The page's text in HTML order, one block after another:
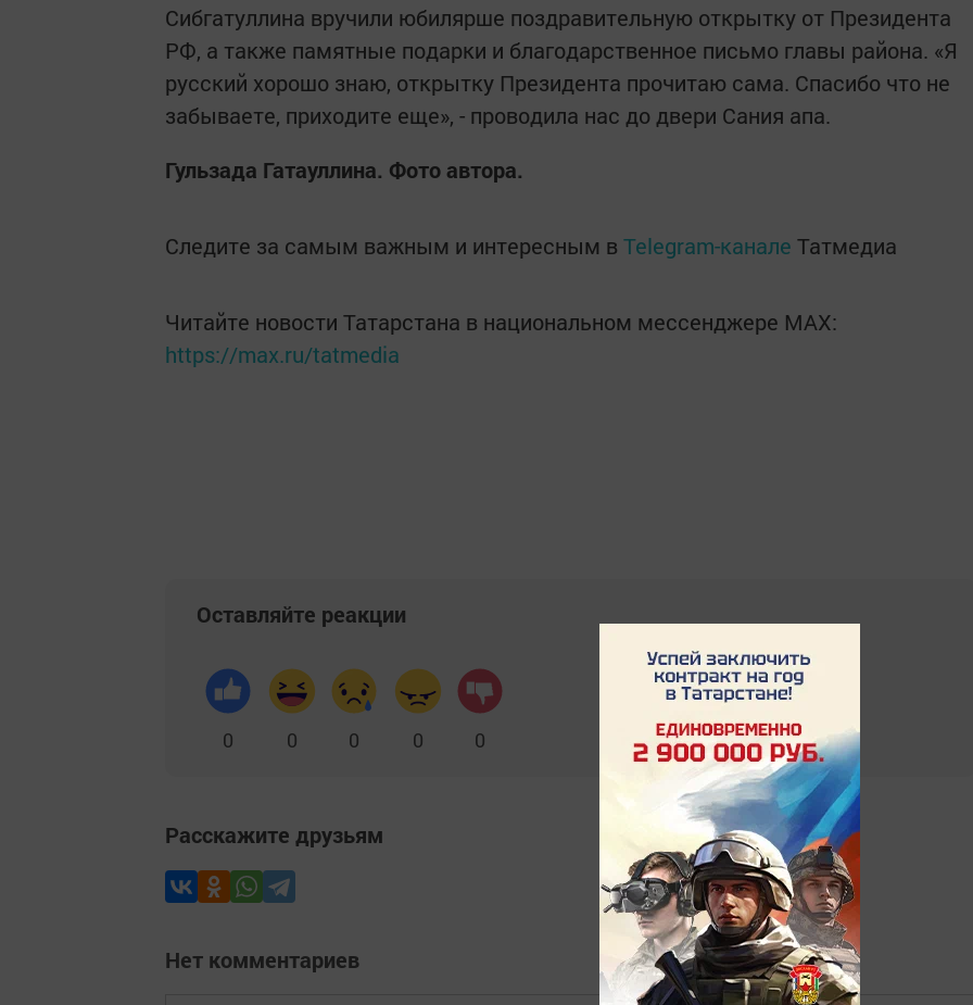
Сибгатуллина вручили юбилярше поздравительную открытку от Президента
РФ, а также памятные подарки и благодарственное письмо главы района. «Я
русский хорошо знаю, открытку Президента прочитаю сама. Спасибо что не
забываете, приходите еще», - проводила нас до двери Сания апа.
Гульзада Гатауллина. Фото автора.
Следите за самым важным и интересным в Telegram-канале Татмедиа
Читайте новости Татарстана в национальном мессенджере MАХ:
https://max.ru/tatmedia
Оставляйте реакции
0 0 0 0 0
Расскажите друзьям
Нет комментариев